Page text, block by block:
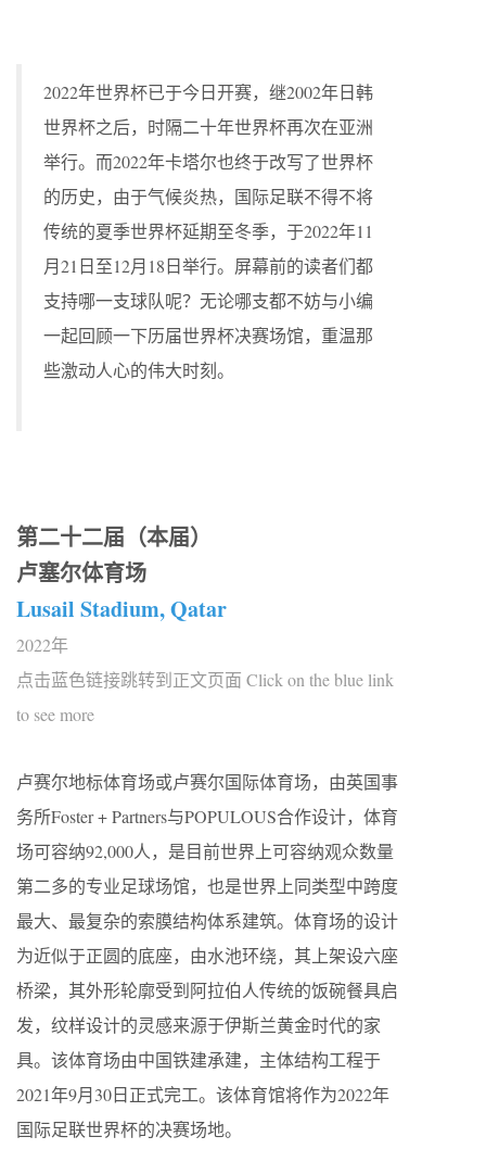
2022年世界杯已于今日开赛，继2002年日韩
世界杯之后，时隔二十年世界杯再次在亚洲
举行。而2022年卡塔尔也终于改写了世界杯
的历史，由于气候炎热，国际足联不得不将
传统的夏季世界杯延期至冬季，于2022年11
月21日至12月18日举行。屏幕前的读者们都
支持哪一支球队呢？无论哪支都不妨与小编
一起回顾一下历届世界杯决赛场馆，重温那
些激动人心的伟大时刻。
第二十二届（本届）
卢塞尔体育场
Lusail Stadium, Qatar
2022年
点击蓝色链接跳转到正文页面 Click on the blue link
to see more
卢赛尔地标体育场或卢赛尔国际体育场，由英国事
务所Foster + Partners与POPULOUS合作设计，体育
场可容纳92,000人，是目前世界上可容纳观众数量
第二多的专业足球场馆，也是世界上同类型中跨度
最大、最复杂的索膜结构体系建筑。体育场的设计
为近似于正圆的底座，由水池环绕，其上架设六座
桥梁，其外形轮廓受到阿拉伯人传统的饭碗餐具启
发，纹样设计的灵感来源于伊斯兰黄金时代的家
具。该体育场由中国铁建承建，主体结构工程于
2021年9月30日正式完工。该体育馆将作为2022年
国际足联世界杯的决赛场地。